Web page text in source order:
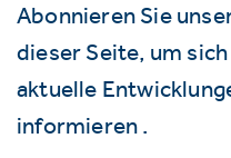
Abonnieren Sie
dieser Seite, um
aktuelle
informieren .